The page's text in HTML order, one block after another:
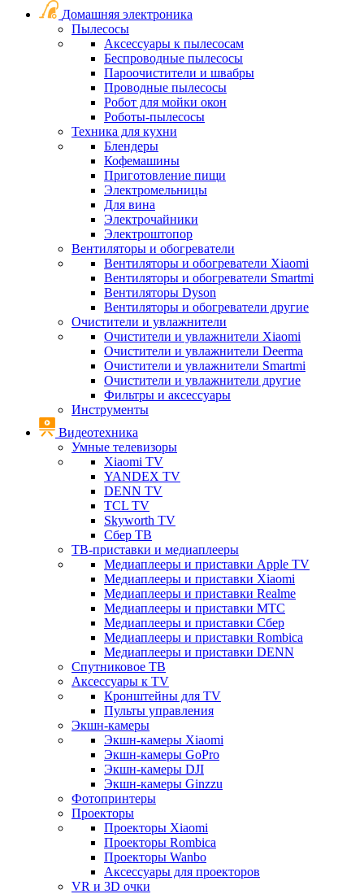
Домашняя электроника
Пылесосы
Аксессуары к пылесосам
Беспроводные пылесосы
Пароочистители и швабры
Проводные пылесосы
Робот для мойки окон
Роботы-пылесосы
Техника для кухни
Блендеры
Кофемашины
Приготовление пищи
Электромельницы
Для вина
Электрочайники
Электроштопор
Вентиляторы и обогреватели
Вентиляторы и обогреватели Xiaomi
Вентиляторы и обогреватели Smartmi
Вентиляторы Dyson
Вентиляторы и обогреватели другие
Очистители и увлажнители
Очистители и увлажнители Xiaomi
Очистители и увлажнители Deerma
Очистители и увлажнители Smartmi
Очистители и увлажнители другие
Фильтры и аксессуары
Инструменты
Видеотехника
Умные телевизоры
Xiaomi TV
YANDEX TV
DENN TV
TCL TV
Skyworth TV
Сбер ТВ
ТВ-приставки и медиаплееры
Медиаплееры и приставки Apple TV
Медиаплееры и приставки Xiaomi
Медиаплееры и приставки Realme
Медиаплееры и приставки МТС
Медиаплееры и приставки Сбер
Медиаплееры и приставки Rombica
Медиаплееры и приставки DENN
Спутниковое ТВ
Аксессуары к TV
Кронштейны для TV
Пульты управления
Экшн-камеры
Экшн-камеры Xiaomi
Экшн-камеры GoPro
Экшн-камеры DJI
Экшн-камеры Ginzzu
Фотопринтеры
Проекторы
Проекторы Xiaomi
Проекторы Rombica
Проекторы Wanbo
Аксессуары для проекторов
VR и 3D очки